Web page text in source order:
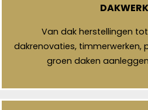
Van dak herstellingen
dakrenovaties, timmerwerken,
groen daken